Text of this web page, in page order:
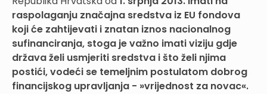
raspolaganju značajna sredstva iz EU fondova
koji će zahtijevati i znatan iznos nacionalnog
sufinanciranja, stoga je važno imati viziju gdje
država želi usmjeriti sredstva i što želi njima
postići, vodeći se temeljnim postulatom dobrog
financijskog upravljanja - »vrijednost za novac«.